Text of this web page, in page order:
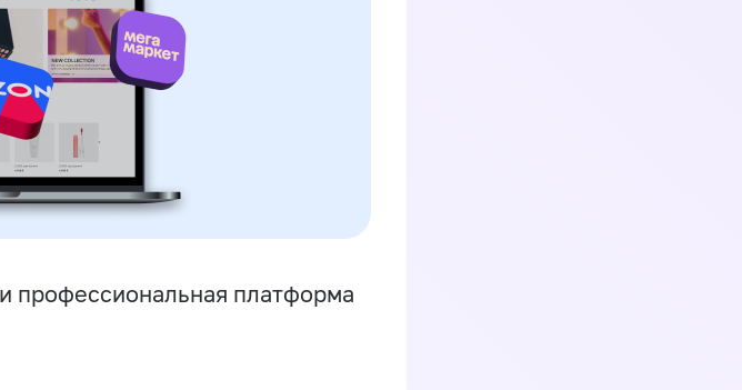
и профессиональная платформа